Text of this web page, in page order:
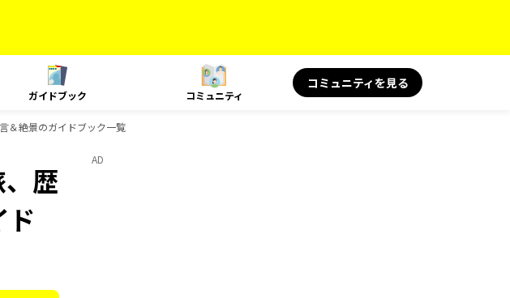
ガイドブック コミュニティ
コミュニティを見る
＆絶景のガイドブック一覧
歴
ド
AD